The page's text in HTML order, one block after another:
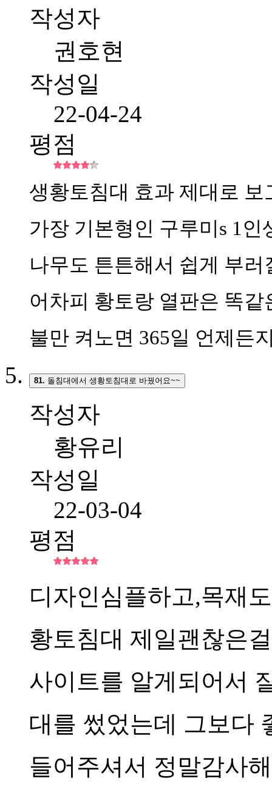
작성자
권호현
작성일
22-04-24
평점
생황토침대 효과 제대로 보
가장 기본형인 구루미s 1
나무도 튼튼해서 쉽게 부
어차피 황토랑 열판은 똑
불만 켜노면 365일 언제든
81. 돌침대에서 생황토침대로 바꿨어요~~
작성자
황유리
작성일
22-03-04
평점
디자인심플하고,목재
황토침대 제일괜찮은
사이트를 알게되어서
대를 썼었는데 그보다
들어주셔서 정말감사